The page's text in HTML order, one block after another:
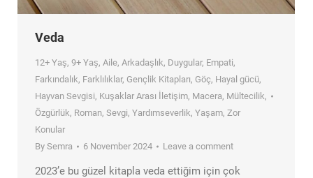
Veda
12+ Yaş, 9+ Yaş, Aile, Arkadaşlık, Duygular, Empati,
Farkındalık, Farklılıklar, Gençlik Kitapları, Göç, Hayal gücü,
Hayvan Sevgisi, Kuşaklar Arası İletişim, Macera, Mültecilik,
Özgürlük, Roman, Sevgi, Yardımseverlik, Yaşam, Zor
Konular
By Semra 6 November 2024 Leave a comment
2023’e bu güzel kitapla veda ettiğim için çok